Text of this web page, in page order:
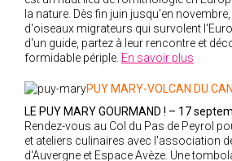
la nature. Dès fin juin jusqu'en
d'oiseaux migrateurs qui survolent
d'un guide, partez à leur rencontre et
formidable périple. En savoir plus
PUY MARY-VOLCAN DU
LE PUY MARY GOURMAND ! – 17
Rendez-vous au Col du Pas de Peyrol
et ateliers culinaires avec l'association
d'Auvergne et Espace Avèze. Une